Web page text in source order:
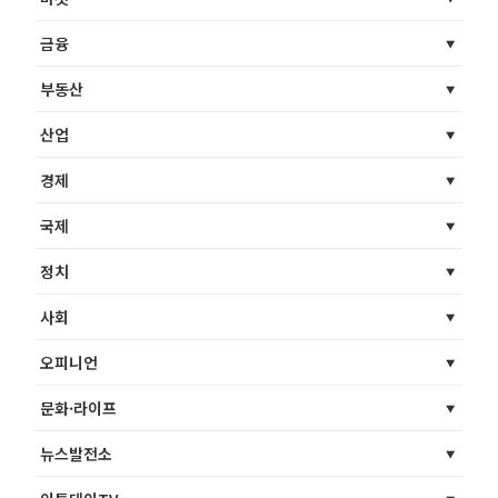
금융
부동산
산업
경제
국제
정치
사회
오피니언
문화·라이프
뉴스발전소